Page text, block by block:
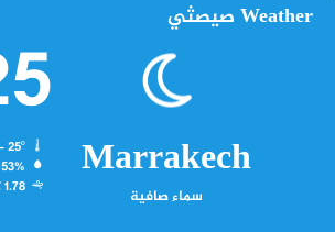
Weather صيصثي
Marrakech
سماء صافية
53%
1.78 كيلومتر/ساعة